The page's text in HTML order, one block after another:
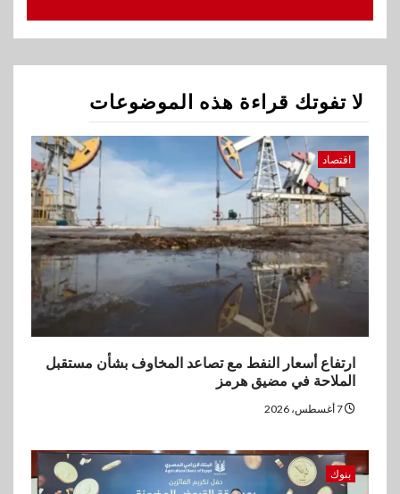
ارتفاع أسعار النفط مع تصاعد
المخاوف بشأن مستقبل الملاحة
بنوك
البنك الزراعي يكرم موظفيه
المتميزين بعد تحقيق نتائج قياسية
بالقروض الشخصية خلال الربع
الأول 2026
3
بنوك
يورو صافي ربح في النصف الأول
2026
اخبار
غرفة القاهرة تنظم ندوة إلكترونية
5
لا تفوتك قراءة هذه الموضوعات
اقتصاد
ارتفاع أسعار النفط مع تصاعد المخاوف بشأن مستقبل
الملاحة في مضيق هرمز
بنوك